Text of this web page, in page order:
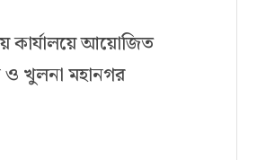
কার্যালয়ে আয়োজিত
ও খুলনা মহানগর